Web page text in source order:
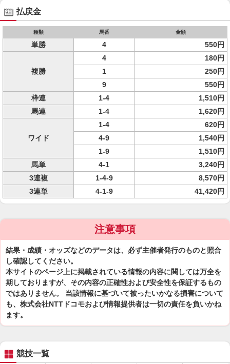
払戻金
種類 馬番 金額
単勝 4 550円
複勝
4
180円
1
250円
9
550円
枠連
1-4
1,510円
馬連
1-4 1,620円
ワイド
1-4
620円
4-9
1,540円
1-9
1,510円
馬単
4-1
3,240円
3連複
1-4-9
8,570円
3連単
4-1-9 41,420円
注意事項
結果・成績・オッズなどのデータは、必ず主催者発行のものと照合
し確認してください。
本サイトのページ上に掲載されている情報の内容に関しては万全を
期しておりますが、その内容の正確性および安全性を保証するもの
ではありません。 当該情報に基づいて被ったいかなる損害について
も、株式会社NTTドコモおよび情報提供者は一切の責任を負いかね
ます。
競技一覧